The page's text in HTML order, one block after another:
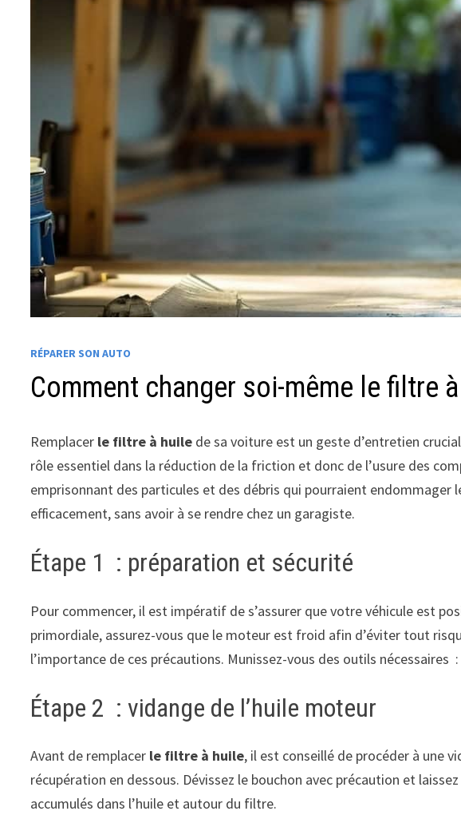
RÉPARER SON AUTO
Comment changer soi-même le filtre
Remplacer le filtre à huile de sa voiture est un geste d’entretien
rôle essentiel dans la réduction de la friction et donc de l’usure des
emprisonnant des particules et des débris qui pourraient
efficacement, sans avoir à se rendre chez un garagiste.
Étape 1 : préparation et sécurité
Pour commencer, il est impératif de s’assurer que votre véhicule est
primordiale, assurez-vous que le moteur est froid afin d’éviter tout
l’importance de ces précautions. Munissez-vous des outils
Étape 2 : vidange de l’huile moteur
Avant de remplacer le filtre à huile, il est conseillé de procéder à une
récupération en dessous. Dévissez le bouchon avec précaution et
accumulés dans l’huile et autour du filtre.